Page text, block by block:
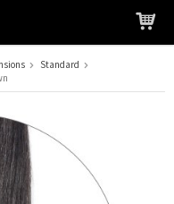
indkøbskurv
Standard